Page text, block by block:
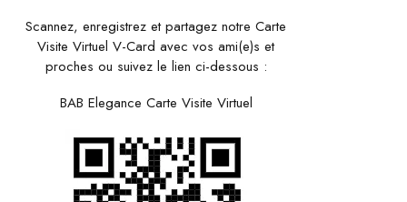
Scannez, enregistrez et partagez notre Carte
Visite Virtuel V-Card avec vos ami(e)s et
proches ou suivez le lien ci-dessous :
BAB Elegance Carte Visite Virtuel